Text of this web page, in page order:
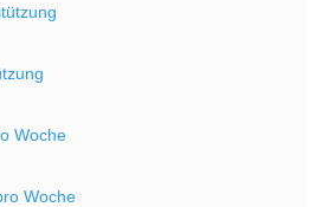
Woche
Woche